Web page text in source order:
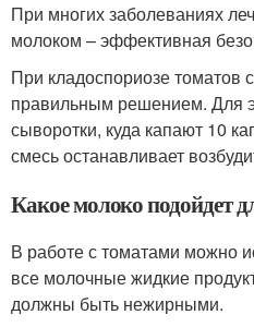
При многих заболеваниях
молоком – эффективная
При кладоспориозе томатов
правильным решением. Для
сыворотки, куда капают 10
смесь останавливает
Какое молоко подойдет
В работе с томатами можно
все молочные жидкие
должны быть нежирными.